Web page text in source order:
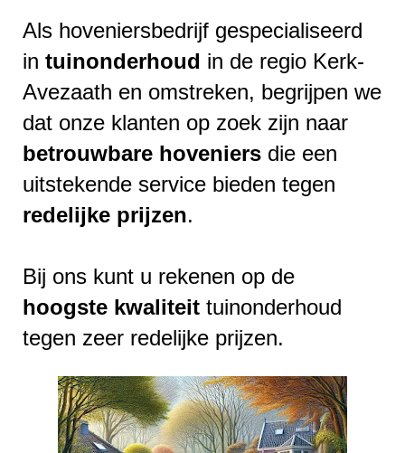
Als hoveniersbedrijf gespecialiseerd
in tuinonderhoud in de regio Kerk-
Avezaath en omstreken, begrijpen we
dat onze klanten op zoek zijn naar
betrouwbare hoveniers die een
uitstekende service bieden tegen
redelijke prijzen.
Bij ons kunt u rekenen op de
hoogste kwaliteit tuinonderhoud
tegen zeer redelijke prijzen.